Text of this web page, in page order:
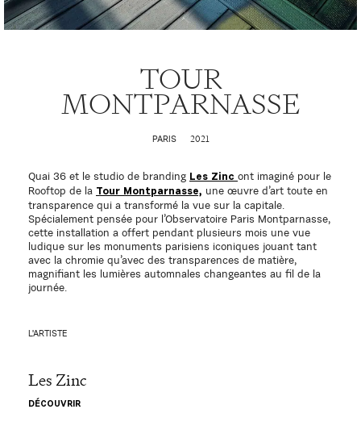
TOUR
MONTPARNASSE
PARIS 2021
Quai 36 et le studio de branding Les Zinc ont imaginé pour le
Rooftop de la Tour Montparnasse, une œuvre d’art toute en
transparence qui a transformé la vue sur la capitale.
Spécialement pensée pour l’Observatoire Paris Montparnasse,
cette installation a offert pendant plusieurs mois une vue
ludique sur les monuments parisiens iconiques jouant tant
avec la chromie qu’avec des transparences de matière,
magnifiant les lumières automnales changeantes au fil de la
journée.
L'ARTISTE
Les Zinc
DÉCOUVRIR